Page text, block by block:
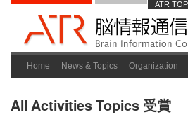
ATR TOP
Home News & Topics Organization
All ActivitiesTopics 受賞